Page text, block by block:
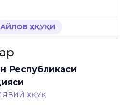
ҲУҚУҚИ
Республикаси
ҲУҚУҚ